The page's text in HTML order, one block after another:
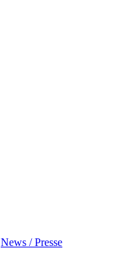
News / Presse